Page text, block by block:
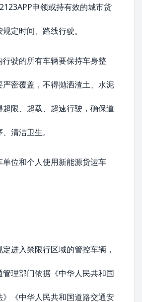
申领或持有效的城市货
定时间、路线行驶。
行驶的所有车辆要保持车身整
密覆盖，不得抛洒渣土、水泥
限、超载、超速行驶，确保道
清洁卫生。
单位和个人使用新能源货运车
进入禁限行区域的管控车辆，
管理部门依据《中华人民共和国
》《中华人民共和国道路交通安